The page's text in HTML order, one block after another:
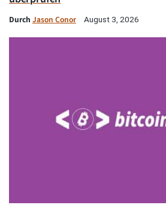
Durch Jason Conor August 3, 2026